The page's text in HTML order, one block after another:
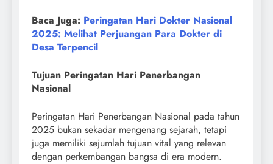
Baca Juga: Peringatan Hari Dokter Nasional
2025: Melihat Perjuangan Para Dokter di
Desa Terpencil
Tujuan Peringatan Hari Penerbangan
Nasional
Peringatan Hari Penerbangan Nasional pada tahun
2025 bukan sekadar mengenang sejarah, tetapi
juga memiliki sejumlah tujuan vital yang relevan
dengan perkembangan bangsa di era modern.